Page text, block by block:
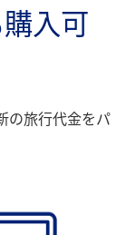
入可
の旅行代金をパ